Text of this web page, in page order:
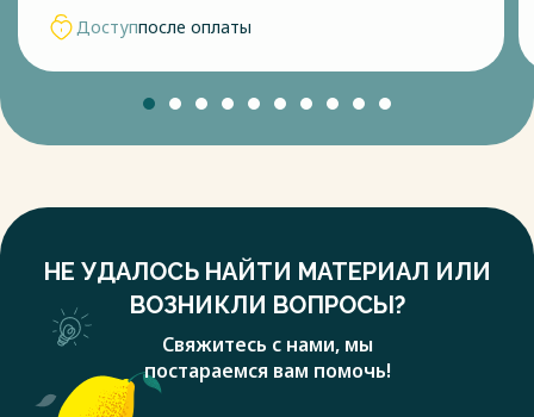
Доступпосле оплаты
НЕ УДАЛОСЬ НАЙТИ МАТЕРИАЛ ИЛИ
ВОЗНИКЛИ ВОПРОСЫ?
Свяжитесь с нами, мы
постараемся вам помочь!